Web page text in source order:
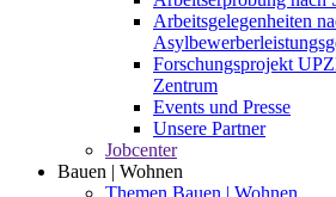
Arbeitsgelegenheiten
Forschungsprojekt
Zentrum
Events und Presse
Unsere Partner
Jobcenter
Bauen | Wohnen
Themen Bauen | Wohnen